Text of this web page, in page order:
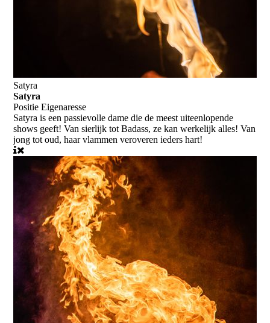
Satyra
Satyra
PositieEigenaresse
Satyra is een passievolle dame die de meest uiteenlopende
shows geeft! Van sierlijk tot Badass, ze kan werkelijk alles! Van
jong tot oud, haar vlammen veroveren ieders hart!